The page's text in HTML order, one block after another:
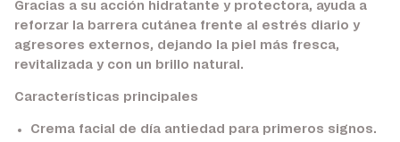
Gracias a su acción hidratante y protectora, ayuda a
reforzar la barrera cutánea frente al estrés diario y
agresores externos, dejando la piel más fresca,
revitalizada y con un brillo natural.
Características principales
Crema facial de día antiedad para primeros signos.